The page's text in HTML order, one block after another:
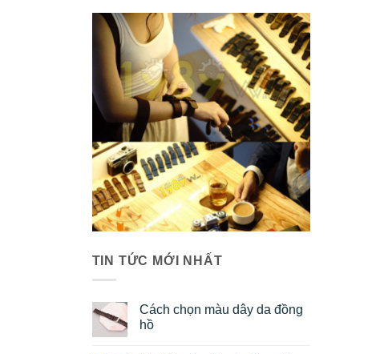
TIN TỨC MỚI NHẤT
Cách chọn màu dây da đồng
hồ